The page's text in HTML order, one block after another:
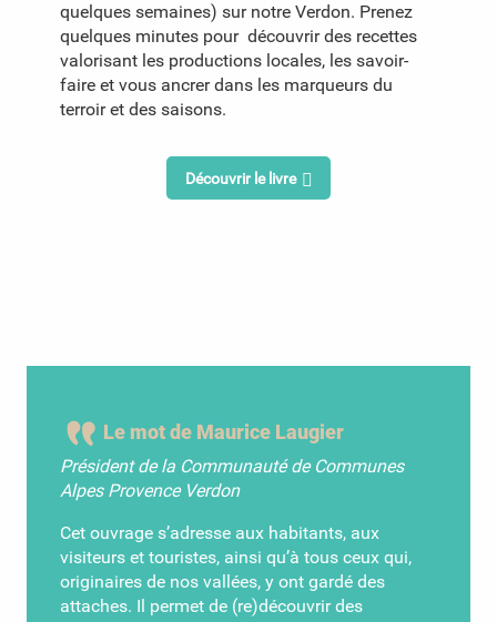
quelques semaines) sur notre Verdon. Prenez
quelques minutes pour découvrir des recettes
valorisant les productions locales, les savoir-
faire et vous ancrer dans les marqueurs du
terroir et des saisons.
Découvrir le livre
Le mot de Maurice Laugier
Président de la Communauté de Communes
Alpes Provence Verdon
Cet ouvrage s’adresse aux habitants, aux
visiteurs et touristes, ainsi qu’à tous ceux qui,
originaires de nos vallées, y ont gardé des
attaches. Il permet de (re)découvrir des